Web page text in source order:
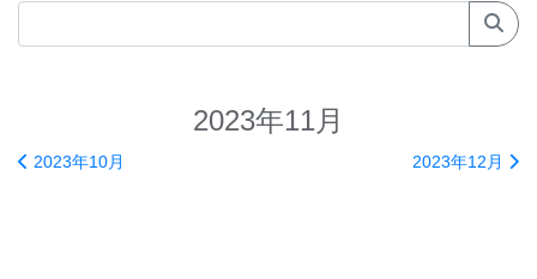
2023年11月
2023年10月 2023年12月